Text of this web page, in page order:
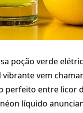
poção verde
vem
perfeito entre licor
líquido